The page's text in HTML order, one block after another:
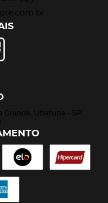
Grande, Ubatuba - SP